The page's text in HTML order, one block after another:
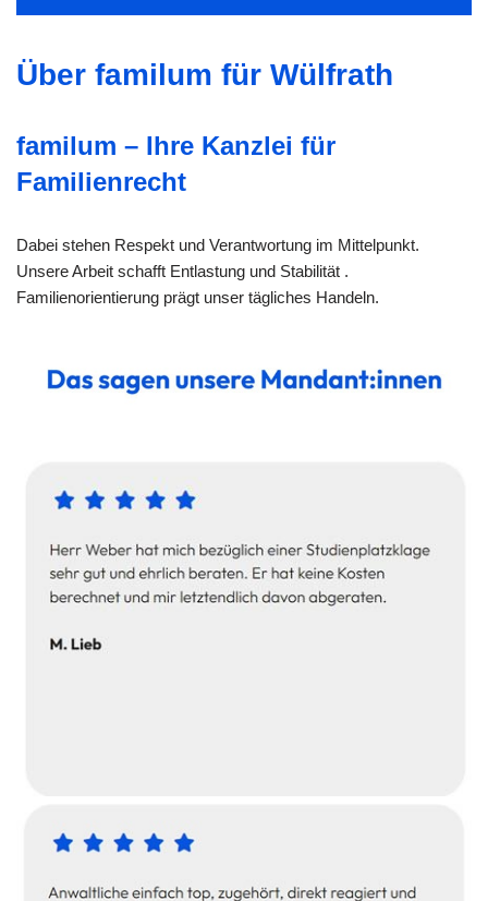
Über familum für Wülfrath
familum – Ihre Kanzlei für
Familienrecht
Dabei stehen Respekt und Verantwortung im Mittelpunkt.
Unsere Arbeit schafft Entlastung und Stabilität .
Familienorientierung prägt unser tägliches Handeln.